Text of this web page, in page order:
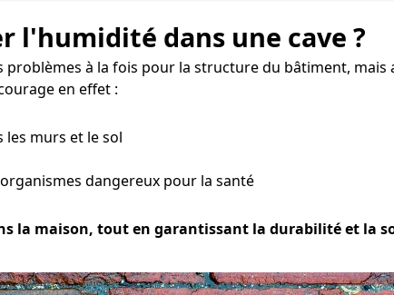
l'humidité dans une cave ?
à la fois pour la structure du bâtiment, mais
en effet :
murs et le sol
dangereux pour la santé
la maison, tout en garantissant la durabilité et la